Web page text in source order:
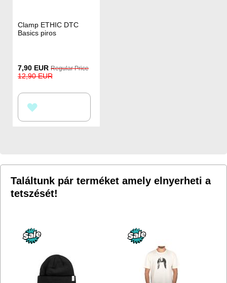
Clamp ETHIC DTC
Basics piros
Special
Price
7,90 EUR Regular Price
12,90 EUR
A
Találtunk pár terméket amely elnyerheti a
tetszését!